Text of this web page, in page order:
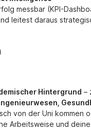
messbar (KPI-
leitest daraus
Hintergrund –
von der Uni kommen
Arbeitsweise und